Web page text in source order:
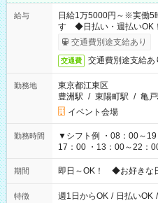
給与
日給1万5000円～※実働5
す ◆日払い・週払いOK
も異なります
交通費別途支給あり
交通費 交通費別途支給
勤務地
東京都江東区
豊洲駅 / 東陽町駅 / 亀
イベント会場
勤務時間
▼シフト例 ・08：00～
17：00 ・13：00～22：00 ・16
仕事により勤務時間が異
期間 即日～OK！ ◆お好きな
特徴 週1日からOK / 日払いOK /